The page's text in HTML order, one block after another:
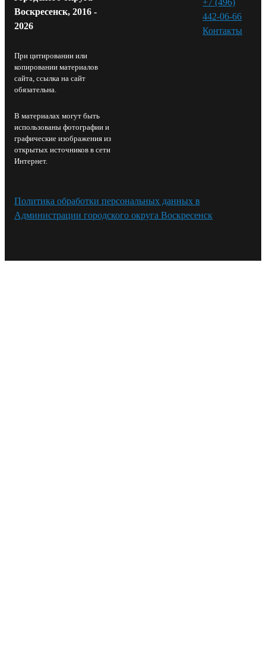
Воскресенск, 2016 -
2026
При цитировании или
копировании материалов
сайта, ссылка на сайт
обязательна.
В материалах могут быть
использованы фотографии и
графические изображения из
открытых источников в сети
Интернет.
442-06-66
Контакты⁠
Политика обработки персональных данных в
Администрации городского округа Воскресенск